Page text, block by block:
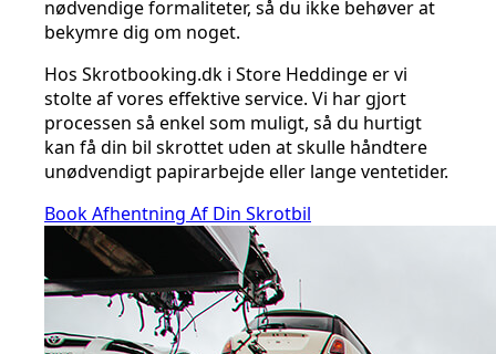
nødvendige formaliteter, så du ikke behøver at
bekymre dig om noget.
Hos Skrotbooking.dk i Store Heddinge er vi
stolte af vores effektive service. Vi har gjort
processen så enkel som muligt, så du hurtigt
kan få din bil skrottet uden at skulle håndtere
unødvendigt papirarbejde eller lange ventetider.
Book Afhentning Af Din Skrotbil